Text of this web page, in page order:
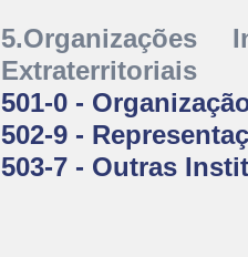
5.Organizações
Extraterritoriais
501-0 -
502-9 -
503-7 - Outras